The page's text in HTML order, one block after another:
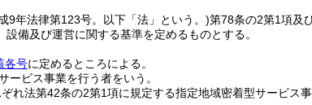
9年法律第123号。以下「法」という。)第78条の2第1項及
備及び運営に関する基準を定めるものとする。
各号に定めるところによる。
ビス事業を行う者をいう。
法第42条の2第1項に規定する指定地域密着型サービス